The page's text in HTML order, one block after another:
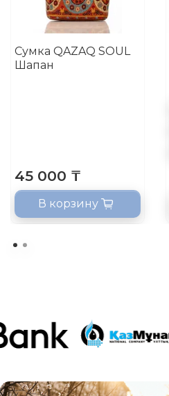
Сумка QAZAQ SOUL
Шапан
45 000 ₸
В корзину